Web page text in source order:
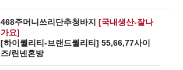
468주머니쓰리단추청바지 [국내생산-잘나
가요]
[하이퀄리티-브랜드퀄리티] 55,66,77사이
즈/린넨혼방